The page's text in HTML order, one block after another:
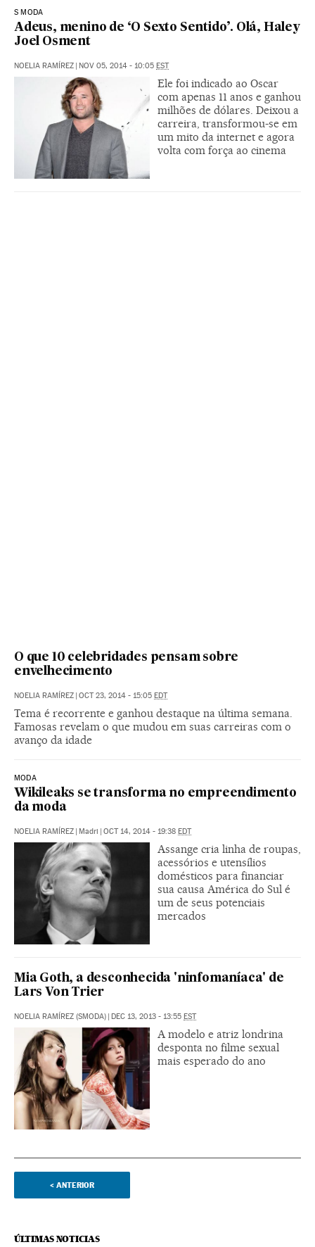
S MODA
Adeus, menino de ‘O Sexto Sentido’. Olá, Haley
Joel Osment
NOELIA RAMÍREZ NOV 05, 2014 - 10:05 EST
Ele foi indicado ao Oscar
com apenas 11 anos e ganhou
milhões de dólares. Deixou a
carreira, transformou-se em
um mito da internet e agora
volta com força ao cinema
O que 10 celebridades pensam sobre
envelhecimento
NOELIA RAMÍREZ OCT 23, 2014 - 15:05 EDT
Tema é recorrente e ganhou destaque na última semana.
Famosas revelam o que mudou em suas carreiras com o
avanço da idade
MODA
Wikileaks se transforma no empreendimento
da moda
NOELIA RAMÍREZ Madri OCT 14, 2014 - 19:38 EDT
Assange cria linha de roupas,
acessórios e utensílios
domésticos para financiar
sua causa América do Sul é
um de seus potenciais
mercados
Mia Goth, a desconhecida 'ninfomaníaca' de
Lars Von Trier
NOELIA RAMÍREZ (SMODA) DEC 13, 2013 - 13:55 EST
A modelo e atriz londrina
desponta no filme sexual
mais esperado do ano
< ANTERIOR
ÚLTIMAS NOTICIAS